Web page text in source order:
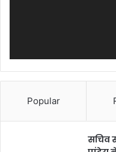
Popular
सचिव